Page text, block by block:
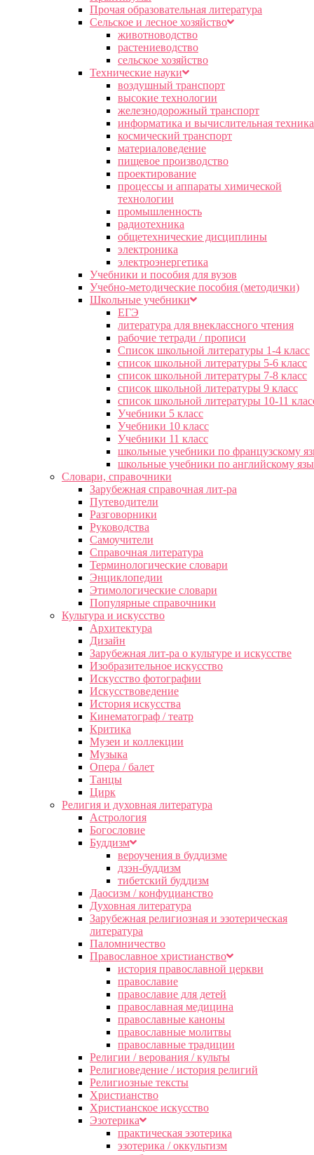
Прочая образовательная литература
Сельское и лесное хозяйство
животноводство
растениеводство
сельское хозяйство
Технические науки
воздушный транспорт
высокие технологии
железнодорожный транспорт
информатика и вычислительная техника
космический транспорт
материаловедение
пищевое производство
проектирование
процессы и аппараты химической
технологии
промышленность
радиотехника
общетехнические дисциплины
электроника
электроэнергетика
Учебники и пособия для вузов
Учебно-методические пособия (методички)
Школьные учебники
ЕГЭ
литература для внеклассного чтения
рабочие тетради / прописи
Список школьной литературы 1-4 класс
список школьной литературы 5-6 класс
список школьной литературы 7-8 класс
список школьной литературы 9 класс
список школьной литературы 10-11
Учебники 5 класс
Учебники 10 класс
Учебники 11 класс
школьные учебники по французскому
школьные учебники по английскому
Словари, справочники
Зарубежная справочная лит-ра
Путеводители
Разговорники
Руководства
Самоучители
Справочная литература
Терминологические словари
Энциклопедии
Этимологические словари
Популярные справочники
Культура и искусство
Архитектура
Дизайн
Зарубежная лит-ра о культуре и искусстве
Изобразительное искусство
Искусство фотографии
Искусствоведение
История искусства
Кинематограф / театр
Критика
Музеи и коллекции
Музыка
Опера / балет
Танцы
Цирк
Религия и духовная литература
Астрология
Богословие
Буддизм
вероучения в буддизме
дзэн-буддизм
тибетский буддизм
Даосизм / конфуцианство
Духовная литература
Зарубежная религиозная и эзотерическая
литература
Паломничество
Православное христианство
история православной церкви
православие
православие для детей
православная медицина
православные каноны
православные молитвы
православные традиции
Религии / верования / культы
Религиоведение / история религий
Религиозные тексты
Христианство
Христианское искусство
Эзотерика
практическая эзотерика
эзотерика / оккультизм